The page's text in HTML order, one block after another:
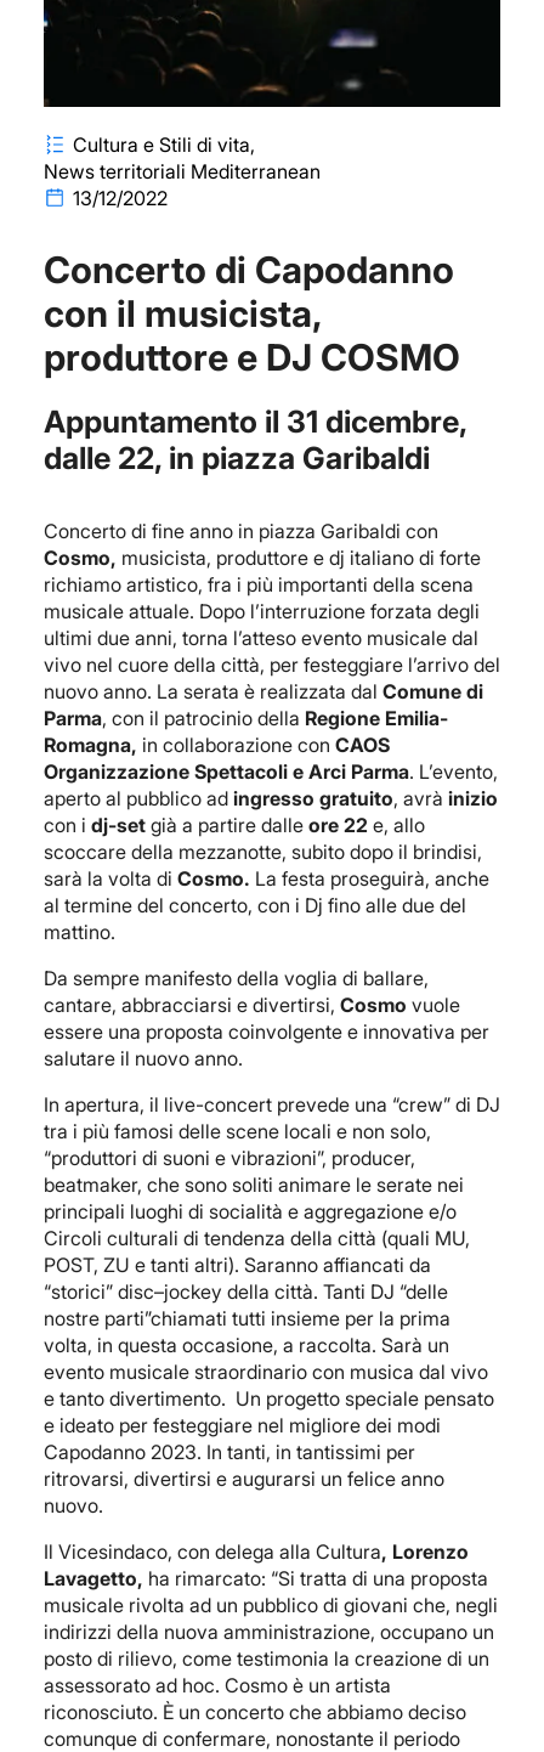
Cultura e Stili di vita
News territoriali Mediterranean
13/12/2022
Concerto di Capodanno
con il musicista,
produttore e DJ COSMO
Appuntamento il 31 dicembre,
dalle 22, in piazza Garibaldi
Concerto di fine anno in piazza Garibaldi con
Cosmo, musicista, produttore e dj italiano di forte
richiamo artistico, fra i più importanti della scena
musicale attuale. Dopo l’interruzione forzata degli
ultimi due anni, torna l’atteso evento musicale dal
vivo nel cuore della città, per festeggiare l’arrivo del
nuovo anno. La serata è realizzata dal Comune di
Parma, con il patrocinio della Regione Emilia-
Romagna, in collaborazione con CAOS
Organizzazione Spettacoli e Arci Parma. L’evento,
aperto al pubblico ad ingresso gratuito, avrà inizio
con i dj-setgià a partire dalle ore 22 e, allo
scoccare della mezzanotte, subito dopo il brindisi,
sarà la volta di Cosmo. La festa proseguirà, anche
al termine del concerto, con i Dj fino alle due del
mattino.
Da sempre manifesto della voglia di ballare,
cantare, abbracciarsi e divertirsi, Cosmo vuole
essere una proposta coinvolgente e innovativa per
salutare il nuovo anno.
In apertura, il live-concert prevede una “crew” di DJ
tra i più famosi delle scene locali e non solo,
“produttori di suoni e vibrazioni”, producer,
beatmaker, che sono soliti animare le serate nei
principali luoghi di socialità e aggregazione e/o
Circoli culturali di tendenza della città (quali MU,
POST, ZU e tanti altri). Saranno affiancati da
“storici” disc–jockey della città. Tanti DJ “delle
nostre parti”chiamati tutti insieme per la prima
volta, in questa occasione, a raccolta. Sarà un
evento musicale straordinario con musica dal vivo
e tanto divertimento. Un progetto speciale pensato
e ideato per festeggiare nel migliore dei modi
Capodanno 2023. In tanti, in tantissimi per
ritrovarsi, divertirsi e augurarsi un felice anno
nuovo.
Il Vicesindaco, con delega alla Cultura, Lorenzo
Lavagetto, ha rimarcato: “Si tratta di una proposta
musicale rivolta ad un pubblico di giovani che, negli
indirizzi della nuova amministrazione, occupano un
posto di rilievo, come testimonia la creazione di un
assessorato ad hoc. Cosmo è un artista
riconosciuto. È un concerto che abbiamo deciso
comunque di confermare, nonostante il periodo